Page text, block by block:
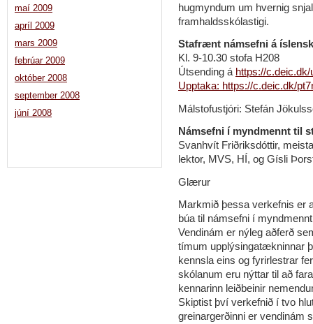
hugmyndum um hvernig
framhaldsskólastigi.
Stafrænt námsefni á
Kl. 9-10.30 stofa H208
Útsending á https://c.deic.dk/
Upptaka: https://c.deic.dk/
Málstofustjóri: Stefán
Námsefni í myndmennt til
Svanhvít Friðriksdóttir,
lektor, MVS, HÍ, og Gísli
Glærur
Markmið þessa verkefnis er
búa til námsefni í
Vendinám er nýleg aðferð
tímum upplýsingatækninnar
kennsla eins og fyrirlestrar
skólanum eru nýttar til að
kennarinn leiðbeinir
Skiptist því verkefnið í tvo
greinargerðinni er vendinám
maí 2009
apríl 2009
mars 2009
febrúar 2009
október 2008
september 2008
júní 2008